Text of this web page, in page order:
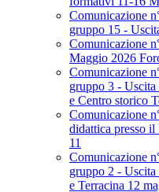
Comunicazione
gruppo 15 -
Comunicazione
Maggio 2026
Comunicazione
gruppo 3 -
e Centro storico
Comunicazione
didattica presso
11
Comunicazione
gruppo 2 -
e Terracina 12